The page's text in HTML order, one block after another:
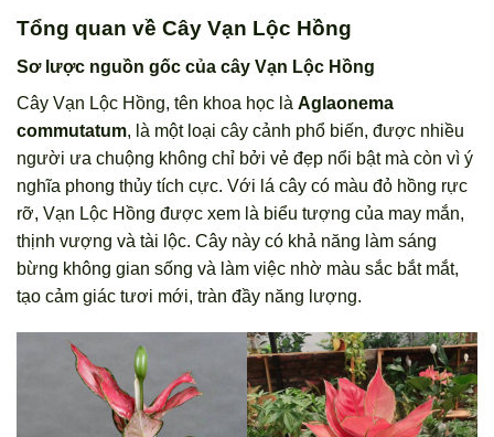
Tổng quan về Cây Vạn Lộc Hồng
Sơ lược nguồn gốc của cây Vạn Lộc Hồng
Cây Vạn Lộc Hồng, tên khoa học là Aglaonema
commutatum, là một loại cây cảnh phổ biến, được nhiều
người ưa chuộng không chỉ bởi vẻ đẹp nổi bật mà còn vì ý
nghĩa phong thủy tích cực. Với lá cây có màu đỏ hồng rực
rỡ, Vạn Lộc Hồng được xem là biểu tượng của may mắn,
thịnh vượng và tài lộc. Cây này có khả năng làm sáng
bừng không gian sống và làm việc nhờ màu sắc bắt mắt,
tạo cảm giác tươi mới, tràn đầy năng lượng.